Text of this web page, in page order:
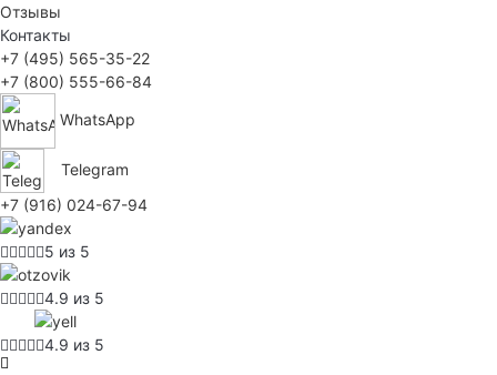
Отзывы
Контакты
+7 (495) 565-35-22
+7 (800) 555-66-84
WhatsApp
Telegram
+7 (916) 024-67-94
5 из 5
4.9 из 5
4.9 из 5